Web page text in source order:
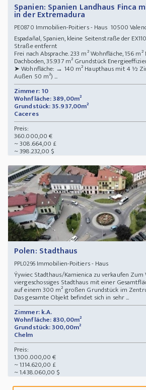
Spanien: Spanien Landhaus Finca
in der Extremadura
PE0870 Immobilien-Poitiers - Haus 10500
Espadañal, Spanien, kleine Seitenstraße der
Straße entfernt
Frei nach Absprache. 233 m² Wohnfläche, 156
Dachboden, 35.937 m² Grundstück
➤ Wohnfläche: → 140 m² Haupthaus mit 4 ½
Außen 50 m²) ...
Zimmer: 10
Wohnfläche: 389,00m²
Grundstück: 35.937,00m²
Caceres
Preis:
360.000,00 €
~ 308.664,00 £
~ 398.232,00 $
Polen: Stadthaus
PPL0296Immobilien-Poitiers - Haus
Ýywiec Stadthaus/Kamienica zu verkaufen
viergeschossiges Stadthaus mit einer
auf einem 300 m² großen Grundstück im
Das gesamte Objekt befindet sich in sehr ...
Zimmer: k.A.
Wohnfläche: 830,00m²
Grundstück: 300,00m²
Chelm
Preis:
1.300.000,00 €
~ 1.114.620,00 £
~ 1.438.060,00 $